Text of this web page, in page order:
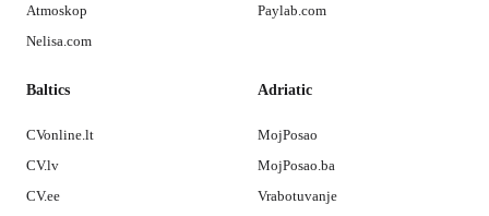
Atmoskop
Nelisa.com
Paylab.com
Baltics
CVonline.lt
CV.lv
CV.ee
Adriatic
MojPosao
MojPosao.ba
Vrabotuvanje